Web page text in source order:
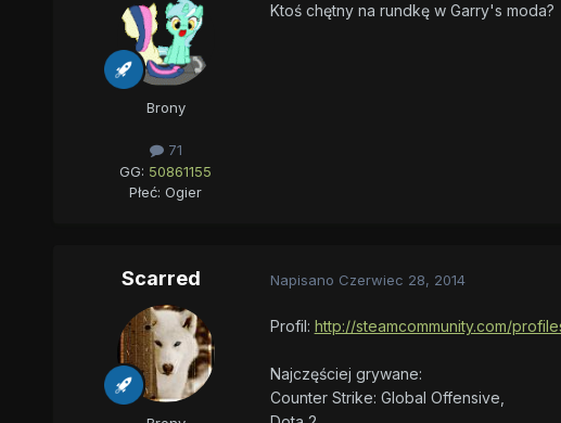
Brony
71
GG: 50861155
Płeć: Ogier
Ktoś chętny na rundkę w Garry's moda?
Scarred Napisano Czerwiec 28, 2014
Profil: http://steamcommunity.com/
Najczęściej grywane:
Counter Strike: Global Offensive,